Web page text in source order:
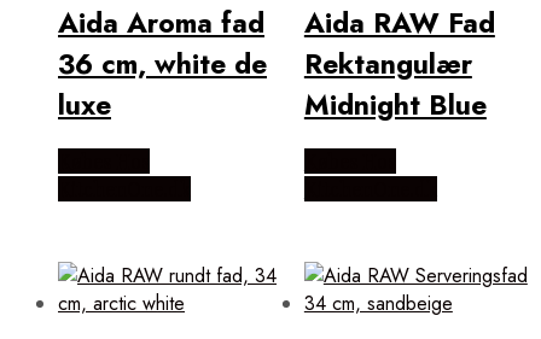
Aida Aroma fad
36 cm, white de
luxe
Aida RAW Fad
Rektangulær
Midnight Blue